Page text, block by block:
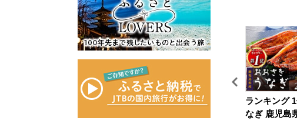
があり、豊かな自然に囲ま
この豊かな自然環境を生か
し、スイカ、ぶどう、らっ
な魅力ある農産物が生み出
また、漫画「名探偵コナ
です。
「元気な出雲、活力のある
出雲、笑顔の絶えない出
雲」をモットーに、全国に
誇りが持てる故郷づくりを
展開しています。
出雲市では、出雲市の発展
うなぎ 鹿児島県産 長蒲
【テーラー神谷】 オーダ
ランキング
なぎ 鹿児島